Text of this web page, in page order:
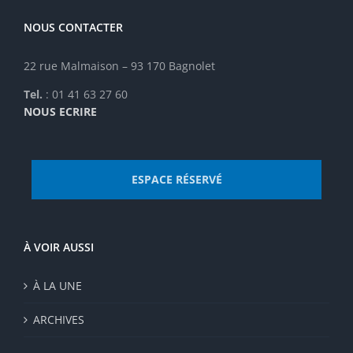
du
NOUS CONTACTER
22 rue Malmaison – 93 170 Bagnolet
Tel. : 01 41 63 27 60
NOUS ECRIRE
ESPACE RÉSERVÉ
À VOIR AUSSI
À LA UNE
ARCHIVES